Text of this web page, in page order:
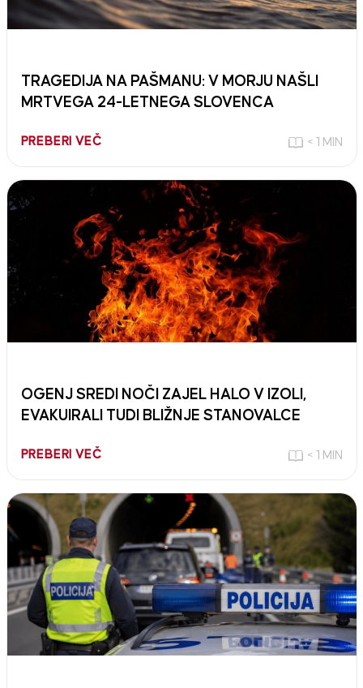
TRAGEDIJA NA PAŠMANU: V MORJU NAŠLI
MRTVEGA 24-LETNEGA SLOVENCA
PREBERI VEČ < 1 MIN
OGENJ SREDI NOČI ZAJEL HALO V IZOLI,
EVAKUIRALI TUDI BLIŽNJE STANOVALCE
PREBERI VEČ < 1 MIN